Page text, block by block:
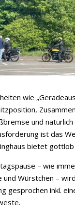
wie
und natürlich
ist das
bietet
– wie
und Würstchen –
gesprochen inkl.